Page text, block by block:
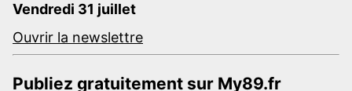
Vendredi 31 juillet
Ouvrir la newslettre
Publiez gratuitement sur My89.fr